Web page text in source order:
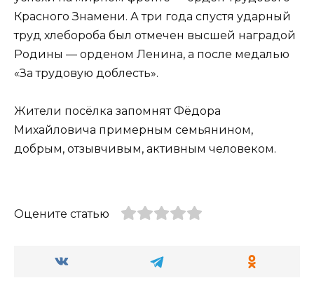
Красного Знамени. А три года спустя ударный
труд хлебороба был отмечен высшей наградой
Родины — орденом Ленина, а после медалью
«За трудовую доблесть».
Жители посёлка запомнят Фёдора
Михайловича примерным семьянином,
добрым, отзывчивым, активным человеком.
Оцените статью